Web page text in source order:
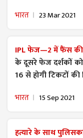
भारत 23 Mar 2021
IPL फेज—2 में फैंस की
के दूसरे फेज दर्शकों को
16 से होगी टिकटों की
भारत 15 Sep 2021
हत्यारे के साथ